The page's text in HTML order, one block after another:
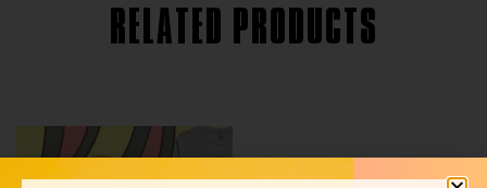
RELATED PRODUCTS